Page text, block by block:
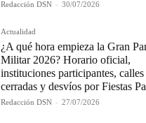
Redacción DSN - 30/07/2026
Actualidad
¿A qué hora empieza la Gran
Militar 2026? Horario oficial,
instituciones participantes, calles
cerradas y desvíos por Fiestas
Redacción DSN - 27/07/2026